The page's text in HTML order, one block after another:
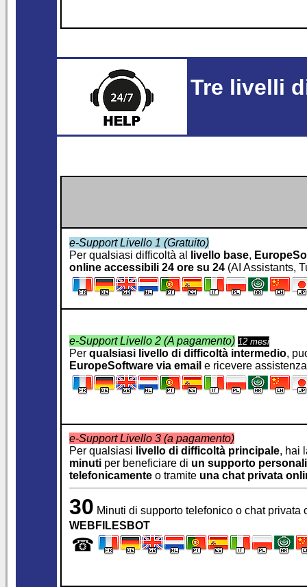
Tre livelli
e-Support Livello 1 (Gratuito)
Per qualsiasi difficoltà al
livello base,
online accessibili 24 ore su 24 (AI Assistants,
e-Support Livello 2 (A pagamento) 12 mesi
Per qualsiasi livello di difficoltà intermedio,
EuropeSoftware via email e ricevere
e-Support Livello 3 (a pagamento)
Per qualsiasi livello di difficoltà principale, hai
minuti per beneficiare di un supporto
telefonicamente o tramite una chat privata
30 Minuti di supporto telefonico o chat
WEBFILESBOT
☎